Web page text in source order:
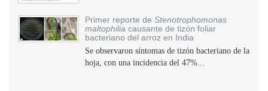
Primer reporte de Stenotrophomonas
maltophilia causante de tizón foliar
bacteriano del arroz en India
Se observaron síntomas de tizón bacteriano de la
hoja, con una incidencia del 47%...